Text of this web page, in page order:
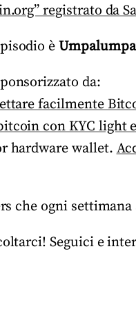
registrato da
è
da:
facilmente
con KYC light
hardware wallet.
che ogni
Seguici e